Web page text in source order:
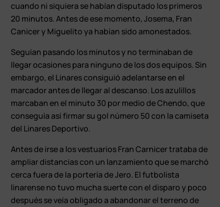
cuando ni siquiera se habían disputado los primeros
20 minutos. Antes de ese momento, Josema, Fran
Canicer y Miguelito ya habían sido amonestados.
Seguían pasando los minutos y no terminaban de
llegar ocasiones para ninguno de los dos equipos. Sin
embargo, el Linares consiguió adelantarse en el
marcador antes de llegar al descanso. Los azulillos
marcaban en el minuto 30 por medio de Chendo, que
conseguía así firmar su gol número 50 con la camiseta
del Linares Deportivo.
Antes de irse a los vestuarios Fran Carnicer trataba de
ampliar distancias con un lanzamiento que se marchó
cerca fuera de la portería de Jero. El futbolista
linarense no tuvo mucha suerte con el disparo y poco
después se veía obligado a abandonar el terreno de